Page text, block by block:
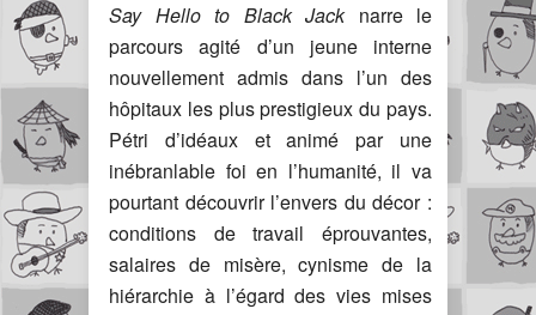
Say Hello to Black Jack narre le
parcours agité d’un jeune interne
nouvellement admis dans l’un des
hôpitaux les plus prestigieux du pays.
Pétri d’idéaux et animé par une
inébranlable foi en l’humanité, il va
pourtant découvrir l’envers du décor :
conditions de travail éprouvantes,
salaires de misère, cynisme de la
hiérarchie à l’égard des vies mises